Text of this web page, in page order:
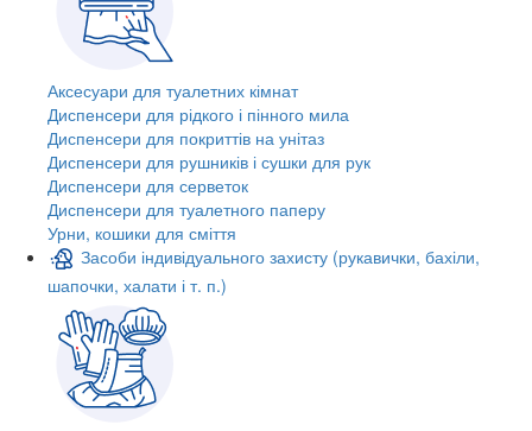
Аксесуари для туалетних кімнат
Диспенсери для рідкого і пінного мила
Диспенсери для покриттів на унітаз
Диспенсери для рушників і сушки для рук
Диспенсери для серветок
Диспенсери для туалетного паперу
Урни, кошики для сміття
Засоби індивідуального захисту (рукавички, бахіли,
шапочки, халати і т. п.)